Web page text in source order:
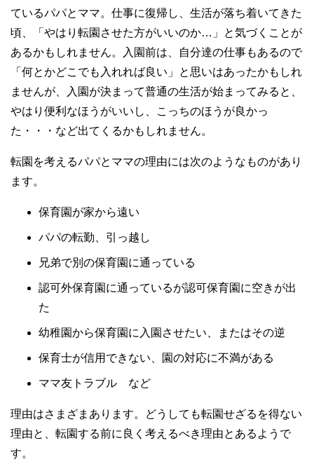
ているパパとママ。仕事に復帰し、生活が落ち着いてきた
頃、「やはり転園させた方がいいのか…」と気づくことが
あるかもしれません。入園前は、自分達の仕事もあるので
「何とかどこでも入れれば良い」と思いはあったかもしれ
ませんが、入園が決まって普通の生活が始まってみると、
やはり便利なほうがいいし、こっちのほうが良かっ
た・・・など出てくるかもしれません。
転園を考えるパパとママの理由には次のようなものがあり
ます。
保育園が家から遠い
パパの転勤、引っ越し
兄弟で別の保育園に通っている
認可外保育園に通っているが認可保育園に空きが出
た
幼稚園から保育園に入園させたい、またはその逆
保育士が信用できない、園の対応に不満がある
ママ友トラブル など
理由はさまざまあります。どうしても転園せざるを得ない
理由と、転園する前に良く考えるべき理由とあるようで
す。